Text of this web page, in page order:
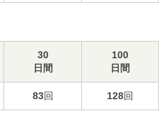
30
日間
100
日間
83回 128回